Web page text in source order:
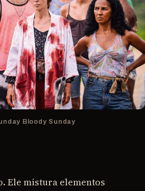
Bloody Sunday
Ele mistura elementos